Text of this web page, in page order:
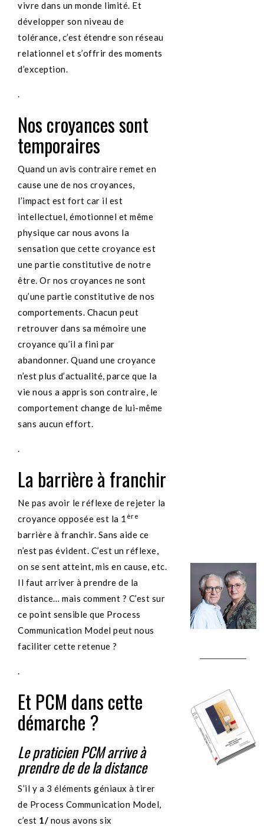
vivre dans un monde limité. Et
développer son niveau de
tolérance, c’est étendre son réseau
relationnel et s’offrir des moments
d’exception.
.
Nos croyances sont
temporaires
Quand un avis contraire remet en
cause une de nos croyances,
l’impact est fort car il est
intellectuel, émotionnel et même
physique car nous avons la
sensation que cette croyance est
une partie constitutive de notre
être. Or nos croyances ne sont
qu’une partie constitutive de nos
comportements. Chacun peut
retrouver dans sa mémoire une
croyance qu’il a fini par
abandonner. Quand une croyance
n’est plus d’actualité, parce que la
vie nous a appris son contraire, le
comportement change de lui-même
sans aucun effort.
.
La barrière à franchir
Ne pas avoir le réflexe de rejeter la
croyance opposée est la 1 ère
barrière à franchir. Sans aide ce
n’est pas évident. C’est un réflexe,
on se sent atteint, mis en cause, etc.
Il faut arriver à prendre de la
distance… mais comment ? C’est sur
ce point sensible que Process
Communication Model peut nous
faciliter cette retenue ?
.
Et PCM dans cette
démarche ?
Le praticien PCM arrive à
prendre de de la distance
S’il y a 3 éléments géniaux à tirer
de Process Communication Model,
c’est 1/ nous avons six